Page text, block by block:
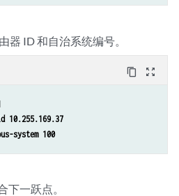
irb.1
target target:100:2
table-label
器 ID 和自治系统编号。
content_copy zoom_out_map
10.255.169.37
system 100
下一跃点。